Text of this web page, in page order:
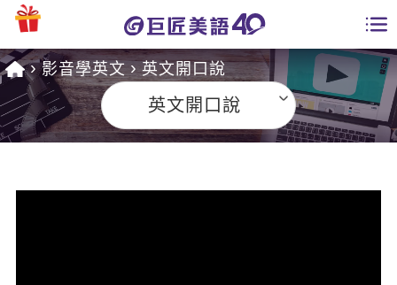
課程總覽
學員專區
影音學英文 英文開口說
英文開口說